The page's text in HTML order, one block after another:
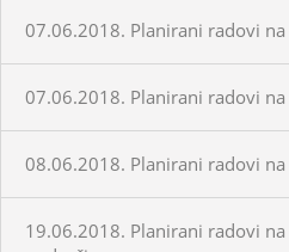
07.06.2018. Planirani radovi
07.06.2018. Planirani radovi
08.06.2018. Planirani radovi
19.06.2018. Planirani radovi